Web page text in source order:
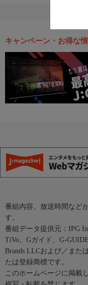
キャンペーン・お得な
番組内容、放送時間など
す。
番組データ提供元：IPG
TiVo、Gガイド、G-
Brands LLCおよび／また
たは登録商標です。
このホームページに掲載